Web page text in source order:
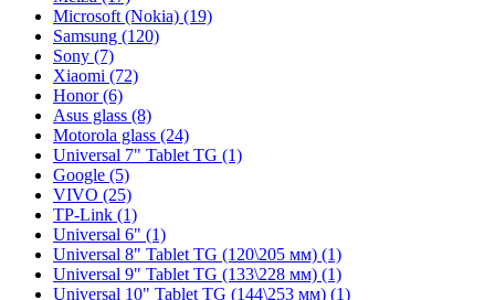
Microsoft (Nokia) (19)
Samsung (120)
Sony (7)
Xiaomi (72)
Honor (6)
Asus glass (8)
Motorola glass (24)
Universal 7" Tablet TG (1)
Google (5)
VIVO (25)
TP-Link (1)
Universal 6" (1)
Universal 8" Tablet TG (120\205 мм) (1)
Universal 9" Tablet TG (133\228 мм) (1)
Universal 10" Tablet TG (144\253 мм) (1)